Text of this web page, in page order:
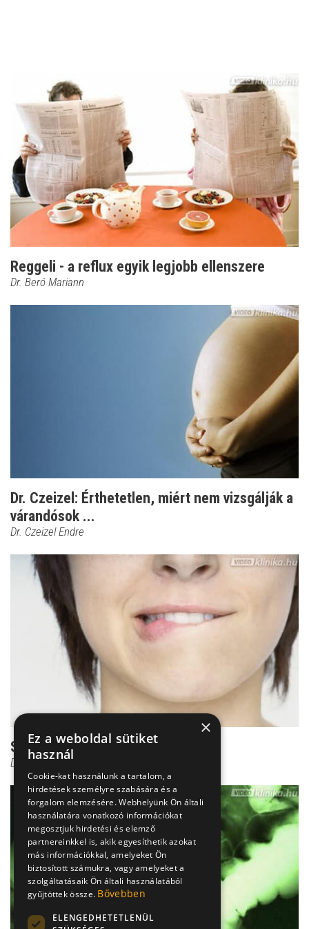
Reggeli - a reflux egyik legjobb ellenszere
Dr. Beró Mariann
Dr. Czeizel: Érthetetlen, miért nem vizsgálják a
várandósok ...
Dr. Czeizel Endre
Szájbűz az éhségtől - ez az oka
Dr. Büki Ágnes
×
Ez a weboldal sütiket
használ
Cookie-kat használunk a tartalom, a
hirdetések személyre szabására és a
forgalom elemzésére. Webhelyünk Ön általi
használatára vonatkozó információkat
megosztjuk hirdetési és elemző
partnereinkkel is, akik egyesíthetik azokat
más információkkal, amelyeket Ön
biztosított számukra, vagy amelyeket a
szolgáltatásaik Ön általi használatából
gyűjtöttek össze. Bővebben
ELENGEDHETETLENÜL